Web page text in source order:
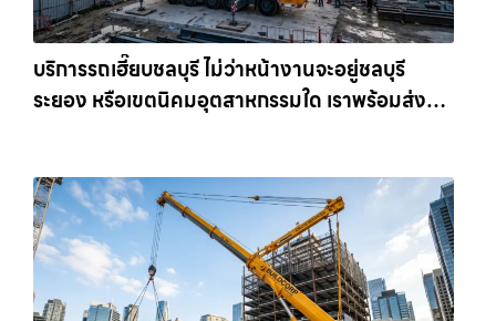
บริการรถเฮี๊ยบชลบุรี ไม่ว่าหน้างานจะอยู่ชลบุรี
ระยอง หรือเขตนิคมอุตสาหกรรมใด เราพร้อมส่งรถ